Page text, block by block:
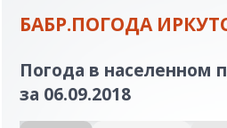
БАБР.ПОГОДА
Погода в населенном
за 06.09.2018